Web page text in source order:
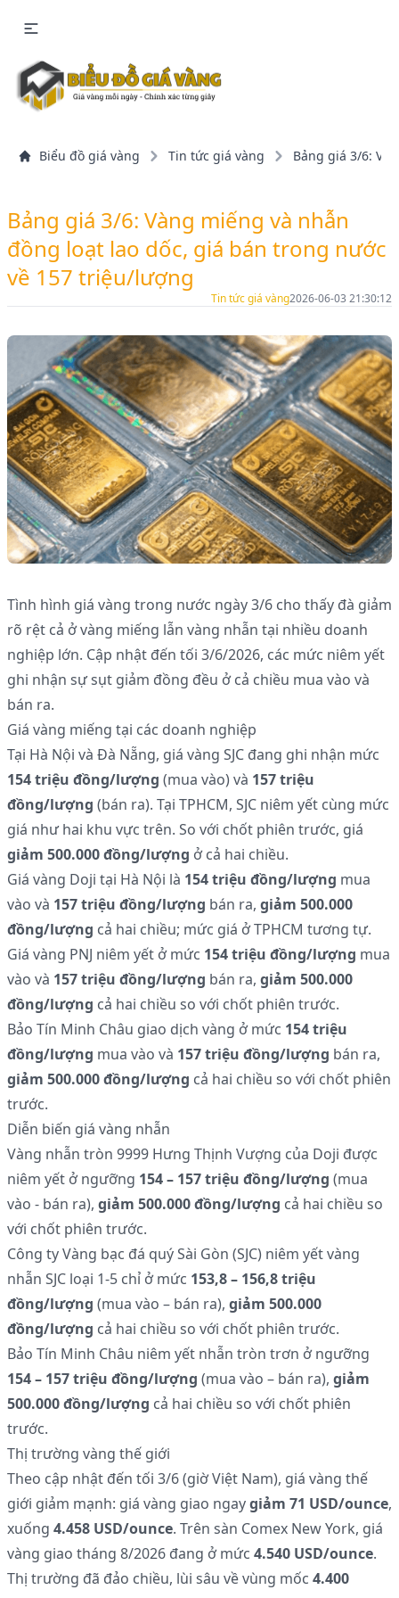
Biểu đồ giá vàng Tin tức giá vàng Bảng giá 3/6:
Bảng giá 3/6: Vàng miếng và nhẫn
đồng loạt lao dốc, giá bán trong nước
về 157 triệu/lượng
Tin tức giá vàng2026-06-03 21:30:12
Tình hình giá vàng trong nước ngày 3/6 cho thấy đà giảm
rõ rệt cả ở vàng miếng lẫn vàng nhẫn tại nhiều doanh
nghiệp lớn. Cập nhật đến tối 3/6/2026, các mức niêm yết
ghi nhận sự sụt giảm đồng đều ở cả chiều mua vào và
bán ra.
Giá vàng miếng tại các doanh nghiệp
Tại Hà Nội và Đà Nẵng, giá vàng SJC đang ghi nhận mức
154 triệu đồng/lượng (mua vào) và 157 triệu
đồng/lượng (bán ra). Tại TPHCM, SJC niêm yết cùng mức
giá như hai khu vực trên. So với chốt phiên trước, giá
giảm 500.000 đồng/lượng ở cả hai chiều.
Giá vàng Doji tại Hà Nội là 154 triệu đồng/lượng mua
vào và 157 triệu đồng/lượng bán ra, giảm 500.000
đồng/lượng cả hai chiều; mức giá ở TPHCM tương tự.
Giá vàng PNJ niêm yết ở mức 154 triệu đồng/lượng mua
vào và 157 triệu đồng/lượng bán ra, giảm 500.000
đồng/lượng cả hai chiều so với chốt phiên trước.
Bảo Tín Minh Châu giao dịch vàng ở mức 154 triệu
đồng/lượng mua vào và 157 triệu đồng/lượng bán ra,
giảm 500.000 đồng/lượng cả hai chiều so với chốt phiên
trước.
Diễn biến giá vàng nhẫn
Vàng nhẫn tròn 9999 Hưng Thịnh Vượng của Doji được
niêm yết ở ngưỡng 154 – 157 triệu đồng/lượng (mua
vào - bán ra), giảm 500.000 đồng/lượng cả hai chiều so
với chốt phiên trước.
Công ty Vàng bạc đá quý Sài Gòn (SJC) niêm yết vàng
nhẫn SJC loại 1-5 chỉ ở mức 153,8 – 156,8 triệu
đồng/lượng (mua vào – bán ra), giảm 500.000
đồng/lượng cả hai chiều so với chốt phiên trước.
Bảo Tín Minh Châu niêm yết nhẫn tròn trơn ở ngưỡng
154 – 157 triệu đồng/lượng (mua vào – bán ra), giảm
500.000 đồng/lượng cả hai chiều so với chốt phiên
trước.
Thị trường vàng thế giới
Theo cập nhật đến tối 3/6 (giờ Việt Nam), giá vàng thế
giới giảm mạnh: giá vàng giao ngaygiảm 71 USD/ounce,
xuống 4.458 USD/ounce. Trên sàn Comex New York, giá
vàng giao tháng 8/2026 đang ở mức 4.540 USD/ounce.
Thị trường đã đảo chiều, lùi sâu về vùng mốc 4.400